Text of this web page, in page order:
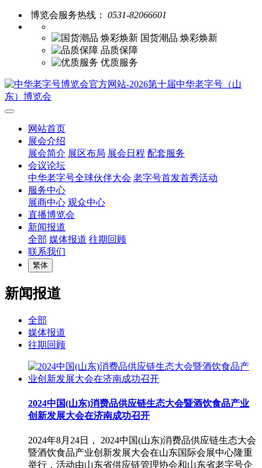
博览会服务热线： 0531-82066601
国货潮品 焕彩焕新
品质保障
优质服务
网站首页
展会介绍
展会简介 展区布局 展会日程 配套服务
会议论坛
中华老字号全球伙伴大会 老字号首发首秀活动
服务中心
展商中心 观众中心
直播博览会
新闻报道
全部 媒体报道 往期回顾
联系我们
繁体
新闻报道
全部
媒体报道
往期回顾
2024中国(山东)消费品供应链生态大会暨酒饮食品产业
创新发展大会在济南成功召开
2024年8月24日， 2024中国(山东)消费品供应链生态大会
暨酒饮食品产业创新发展大会在山东国际会展中心隆重
举行，活动由山东省供应链管理协会和山东省老字号企